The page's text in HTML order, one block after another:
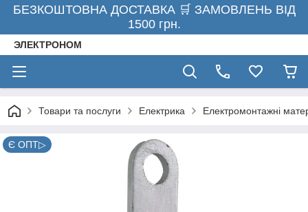
БЕЗКОШТОВНА ДОСТАВКА 🛒 ЗАМОВЛЕНЬ ВІД
1500 грн.
ЭЛЕКТРОНОМ
Товари та послуги Електрика Електромонтажні
Є ОПТ▷